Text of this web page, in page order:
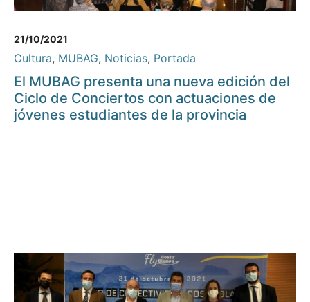
21/10/2021
Cultura, MUBAG, Noticias, Portada
El MUBAG presenta una nueva edición del
Ciclo de Conciertos con actuaciones de
jóvenes estudiantes de la provincia